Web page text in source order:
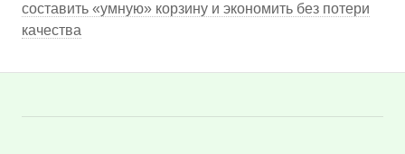
составить «умную» корзину и экономить без потери
качества